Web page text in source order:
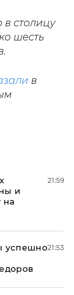
в столицу
шесть
в
и
на
21:59
успешно21:53